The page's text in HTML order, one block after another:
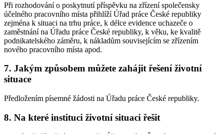
Při rozhodování o poskytnutí příspěvku na zřízení společensky
účelného pracovního místa přihlíží Úřad práce České republiky
zejména k situaci na trhu práce, k délce evidence uchazeče o
zaměstnání na Úřadu práce České republiky, k věku, ke kvalitě
podnikatelského záměru, k nákladům souvisejícím se zřízením
nového pracovního místa apod.
7. Jakým způsobem můžete zahájit řešení životní
situace
Předložením písemné žádosti na Úřadu práce České republiky.
8. Na které instituci životní situaci řešit